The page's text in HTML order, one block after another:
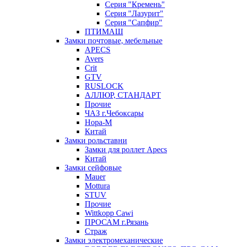
Серия "Кремень"
Серия "Лазурит"
Серия "Сапфир"
ПТИМАШ
Замки почтовые, мебельные
APECS
Avers
Crit
GTV
RUSLOCK
АЛЛЮР, СТАНДАРТ
Прочие
ЧАЗ г.Чебоксары
Нора-М
Китай
Замки рольставни
Замки для роллет Apecs
Китай
Замки сейфовые
Mauer
Mottura
STUV
Прочие
Wittkopp Cawi
ПРОСАМ г.Рязань
Страж
Замки электромеханические